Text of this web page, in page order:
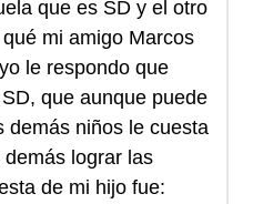
que es SD y el otro
mi amigo Marcos
le respondo que
que aunque puede
demás niños le cuesta
lograr las
de mi hijo fue: